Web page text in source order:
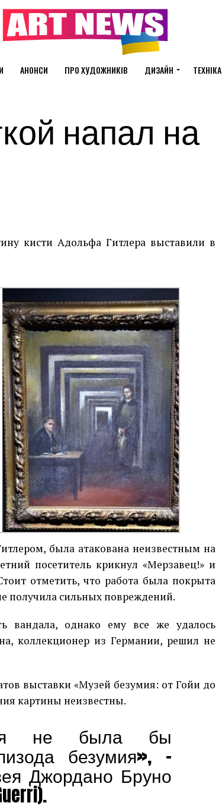
АНОНСИ ПРО ХУДОЖНИКІВ ДИЗАЙН ТЕХНІКА
напал на
кисти Адольфа Гитлера выставили в
была атакована неизвестным на
посетитель крикнул «Мерзавец!» и
отметить, что работа была покрыта
получила сильных повреждений.
вандала, однако ему все же удалось
коллекционер из Германии, решил не
выставки «Музей безумия: от Гойи до
картины неизвестны.
не была бы
безумия», –
Джордано Бруно